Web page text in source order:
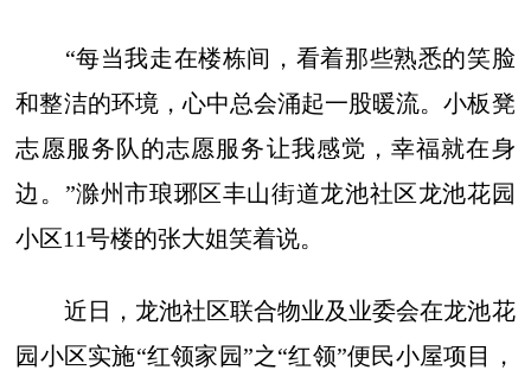
“每当我走在楼栋间，看着那些熟悉的笑脸
和整洁的环境，心中总会涌起一股暖流。小板凳
志愿服务队的志愿服务让我感觉，幸福就在身
边。”滁州市琅琊区丰山街道龙池社区龙池花园
小区11号楼的张大姐笑着说。
近日，龙池社区联合物业及业委会在龙池花
园小区实施“红领家园”之“红领”便民小屋项目，